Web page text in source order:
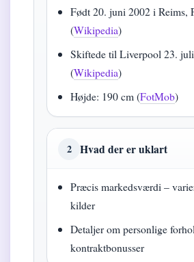
Født 20. juni 2002 i Reims,
(Wikipedia)
Skiftede til Liverpool 23.
(Wikipedia)
Højde: 190 cm (FotMob)
2 Hvad der er uklart
Præcis markedsværdi –
kilder
Detaljer om personlige
kontraktbonusser